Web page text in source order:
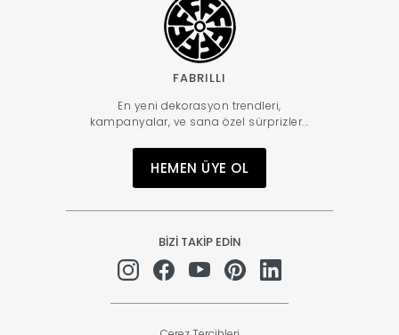
FABRILLI
En yeni dekorasyon trendleri,
kampanyalar, ve sana özel sürprizler...
HEMEN ÜYE OL
BİZİ TAKİP EDİN